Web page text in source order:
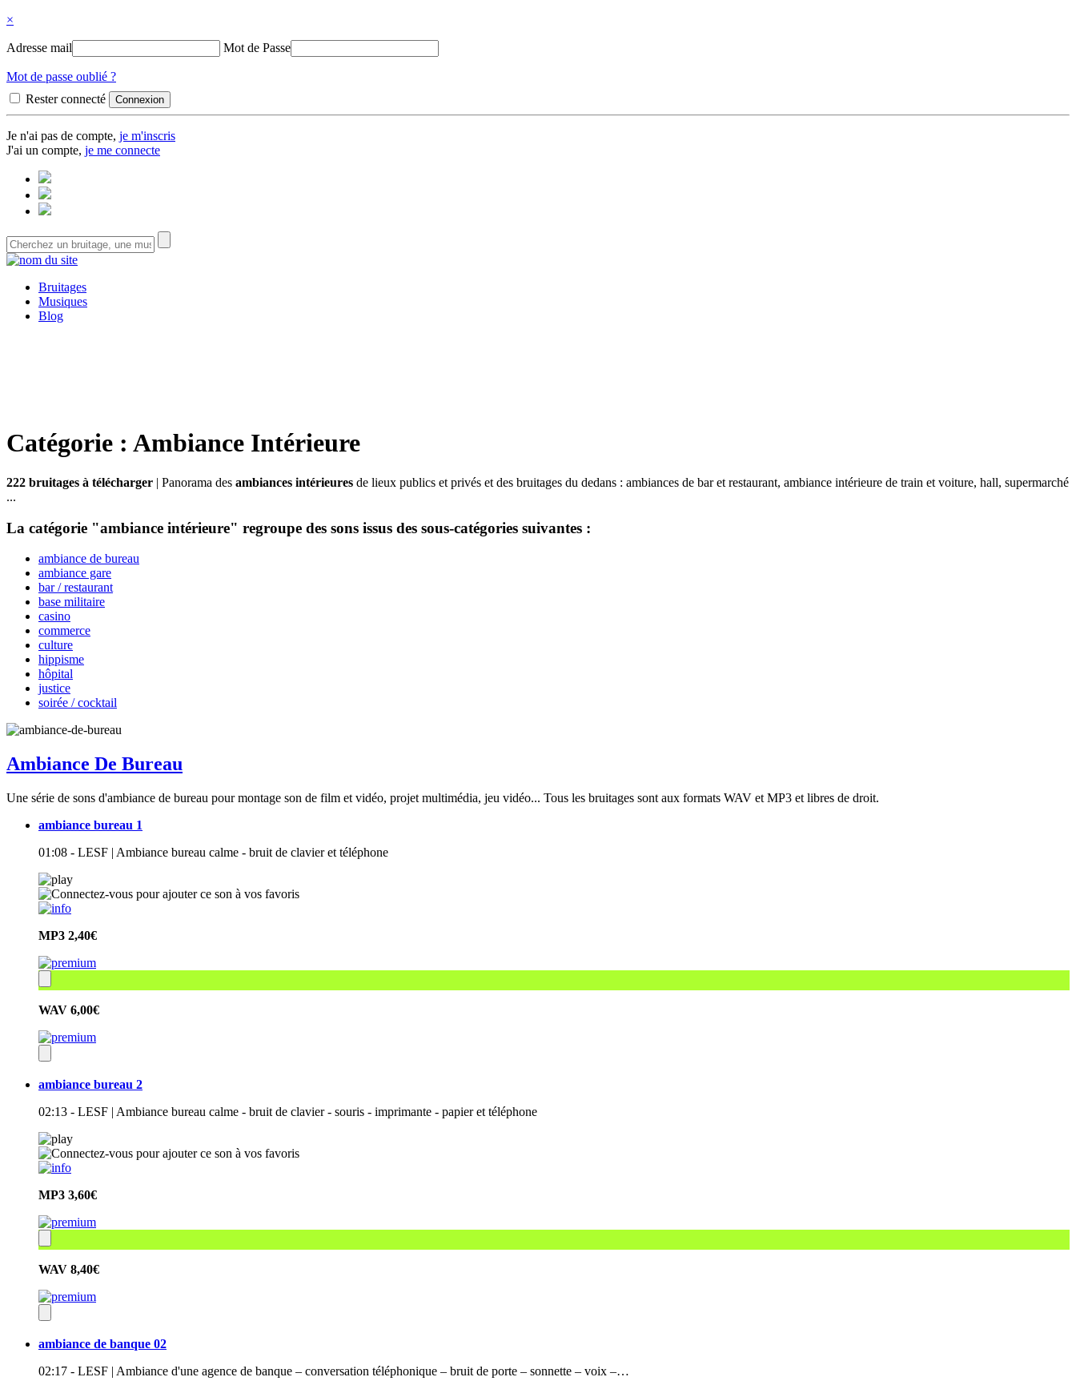
×
Adresse mail Mot de Passe
Mot de passe oublié ?
Rester connecté
Je n'ai pas de compte, je m'inscris
J'ai un compte, je me connecte
Bruitages
Musiques
Blog
Catégorie : Ambiance Intérieure
222 bruitages à télécharger | Panorama des ambiances intérieures de lieux publics et privés et des bruitages du dedans : ambiances de bar et restaurant, ambiance intérieure de train et voiture, hall, supermarché
...
La catégorie "ambiance intérieure" regroupe des sons issus des sous-catégories suivantes :
ambiance de bureau
ambiance gare
bar / restaurant
base militaire
casino
commerce
culture
hippisme
hôpital
justice
soirée / cocktail
Ambiance De Bureau
Une série de sons d'ambiance de bureau pour montage son de film et vidéo, projet multimédia, jeu vidéo... Tous les bruitages sont aux formats WAV et MP3 et libres de droit.
ambiance bureau 1
01:08 - LESF | Ambiance bureau calme - bruit de clavier et téléphone
MP3 2,40€
WAV 6,00€
ambiance bureau 2
02:13 - LESF | Ambiance bureau calme - bruit de clavier - souris - imprimante - papier et téléphone
MP3 3,60€
WAV 8,40€
ambiance de banque 02
02:17 - LESF | Ambiance d'une agence de banque – conversation téléphonique – bruit de porte – sonnette – voix –…